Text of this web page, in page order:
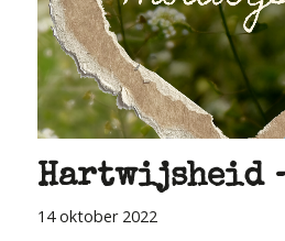
Hartwijsheid
14 oktober 2022